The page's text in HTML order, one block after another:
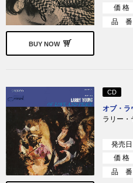
BUY NOW
価 格
品 番
CD
オブ・ラ
ラリー・
発売日
価 格
品 番